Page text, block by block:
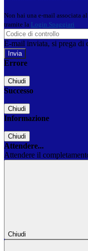
Non hai una e-mail associata
tramite la Login Spaggiari
E-mail inviata, si prega di
Errore
Chiudi
Successo
Chiudi
Informazione
Chiudi
Attendere...
Attendere il
Chiudi